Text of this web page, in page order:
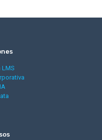
LMS